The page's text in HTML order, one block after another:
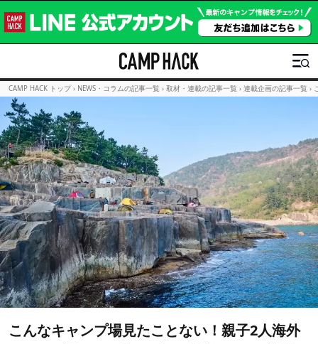
CAMP HACK トップ › NEWS・コラムの記事一覧 › 取材・連載の記事一覧 › 連載企画の記事一覧 ›
こんなキャンプ場見たことない！親子2人海外